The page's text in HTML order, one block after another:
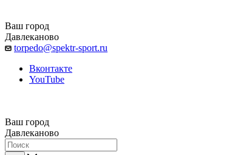
Ваш город
Давлеканово
torpedo@spektr-sport.ru
Вконтакте
YouTube
Ваш город
Давлеканово